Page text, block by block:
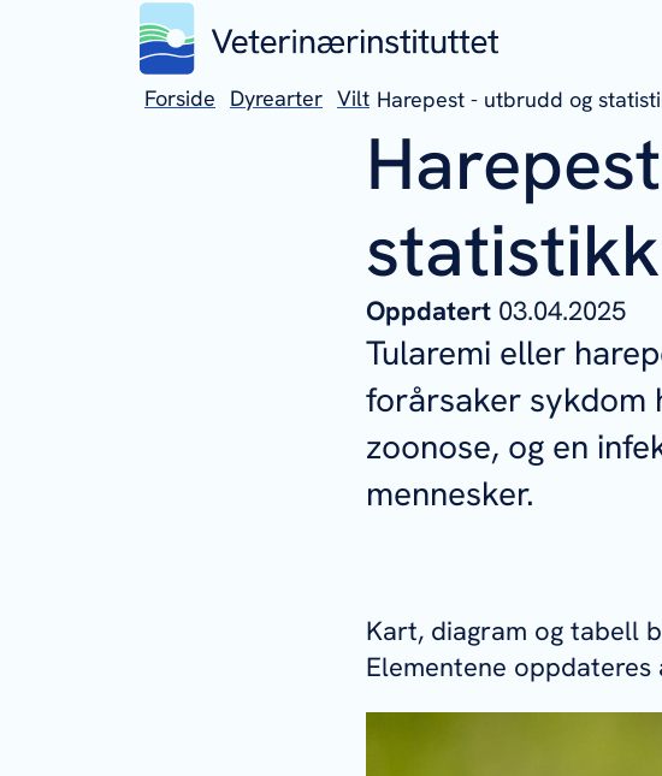
Forside Dyrearter Vilt Harepest - utbrudd og
statistikk
Oppdatert 03.04.2025
Tularemi eller
forårsaker sykdom
zoonose, og en
mennesker.
Kart, diagram og tabell
Elementene oppdateres